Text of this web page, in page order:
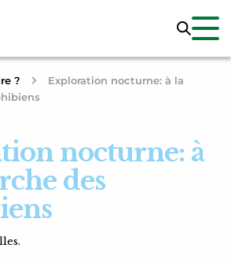
?
Exploration nocturne: à la
nocturne: à
des